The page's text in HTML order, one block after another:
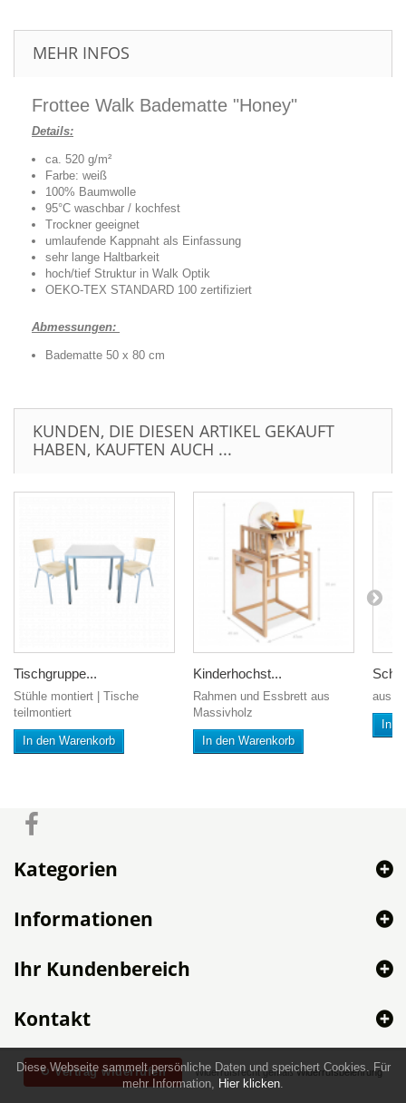
MEHR INFOS
Frottee Walk Badematte "Honey"
Details:
ca. 520 g/m²
Farbe: weiß
100% Baumwolle
95°C waschbar / kochfest
Trockner geeignet
umlaufende Kappnaht als Einfassung
sehr lange Haltbarkeit
hoch/tief Struktur in Walk Optik
OEKO-TEX STANDARD 100 zertifiziert
Abmessungen:
Badematte 50 x 80 cm
KUNDEN, DIE DIESEN ARTIKEL GEKAUFT
HABEN, KAUFTEN AUCH ...
Tischgruppe...
Stühle montiert | Tische
teilmontiert
In den Warenkorb
Kinderhochst...
Rahmen und Essbrett aus
Massivholz
In den Warenkorb
aus
In
Kategorien
Informationen
Ihr Kundenbereich
Kontakt
Diese Webseite sammelt persönliche Daten und speichert Cookies. Für
mehr Information, Hier klicken.
↻ Vertrag widerrufen Widerrufsrecht gemäßWiderrufsbelehrung